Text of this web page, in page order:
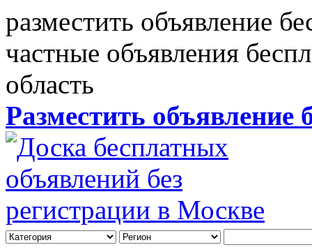
разместить объявление
частные объявления
область
Разместить объявление